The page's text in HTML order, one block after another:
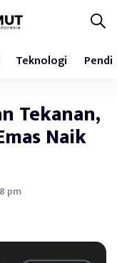
Teknologi
Tekanan,
Naik
pm